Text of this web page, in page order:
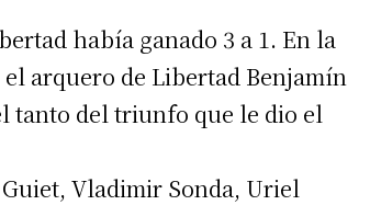
había ganado 3 a 1. En la
arquero de Libertad Benjamín
tanto del triunfo que le dio el
Vladimir Sonda, Uriel